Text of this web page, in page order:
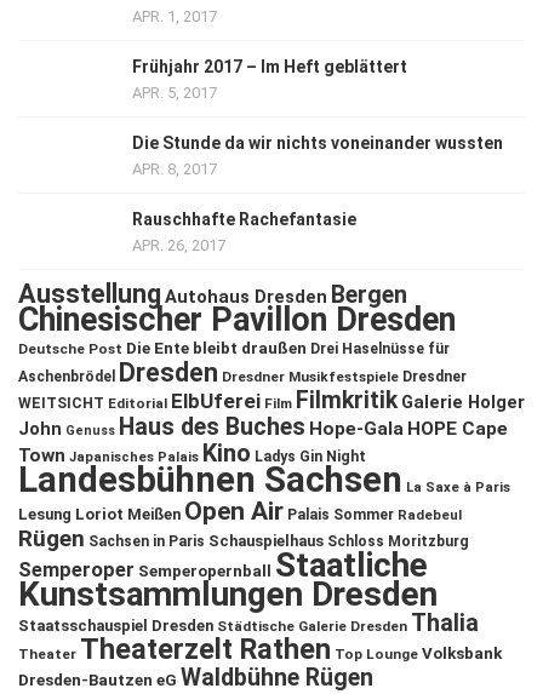
APR. 1, 2017
Frühjahr 2017 – Im Heft geblättert
APR. 5, 2017
Die Stunde da wir nichts voneinander wussten
APR. 8, 2017
Rauschhafte Rachefantasie
APR. 26, 2017
Ausstellung Autohaus Dresden Bergen
Chinesischer Pavillon Dresden
Deutsche Post Die Ente bleibt draußen Drei Haselnüsse für
Aschenbrödel
Dresden Dresdner Musikfestspiele Dresdner
WEITSICHT Editorial ElbUferei Film Filmkritik Galerie Holger
John Genuss Haus des Buches Hope-Gala HOPE Cape
Town Japanisches Palais Kino Ladys Gin Night
Landesbühnen Sachsen La Saxe à Paris
Lesung Loriot Meißen Open Air Palais Sommer Radebeul
Rügen Sachsen in Paris Schauspielhaus Schloss Moritzburg
Semperoper Semperopernball Staatliche
Kunstsammlungen Dresden
Staatsschauspiel Dresden Städtische Galerie Dresden Thalia
Theater Theaterzelt Rathen Top Lounge Volksbank
Dresden-Bautzen eG Waldbühne Rügen